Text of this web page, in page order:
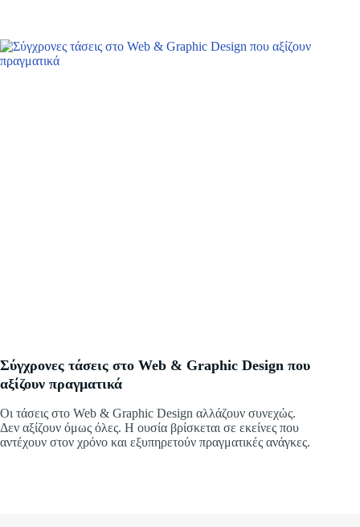
Σύγχρονες τάσεις στο Web & Graphic Design που
αξίζουν πραγματικά
Οι τάσεις στο Web & Graphic Design αλλάζουν συνεχώς.
Δεν αξίζουν όμως όλες. Η ουσία βρίσκεται σε εκείνες που
αντέχουν στον χρόνο και εξυπηρετούν πραγματικές ανάγκες.